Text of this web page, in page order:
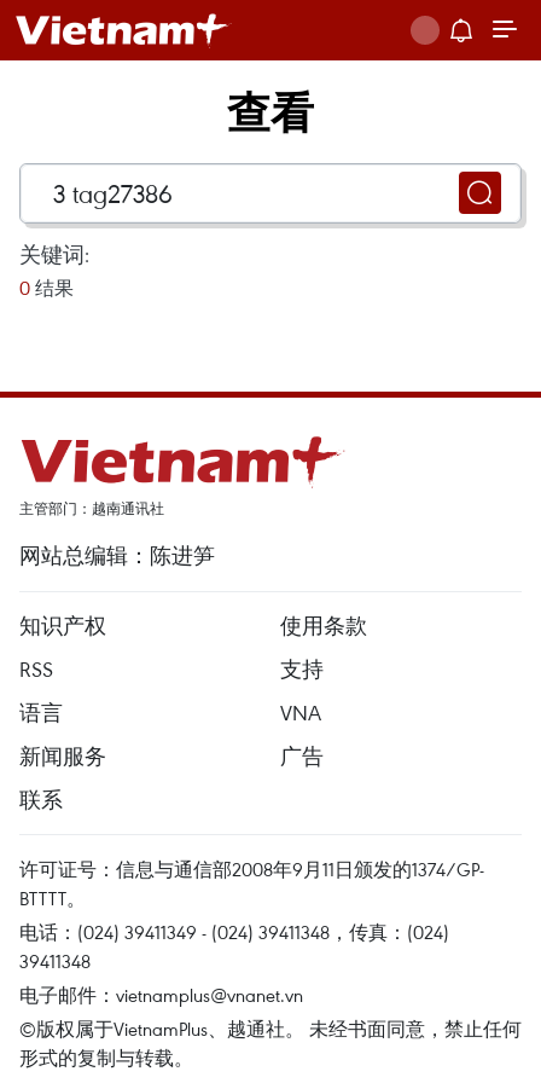
查看
关键词:
0 结果
主管部门：越南通讯社
网站总编辑：陈进笋
知识产权
使用条款
RSS
支持
语言
VNA
新闻服务
广告
联系
许可证号：信息与通信部2008年9月11日颁发的1374/GP-
BTTTT。
电话：(024) 39411349 - (024) 39411348，传真：(024)
39411348
电子邮件： vietnamplus@vnanet.vn
©版权属于VietnamPlus、越通社。 未经书面同意，禁止任何
形式的复制与转载。